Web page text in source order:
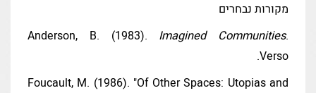
מקורות נבחרים
Anderson, B. (1983). Imagined Communities.
Verso.
Foucault, M. (1986). "Of Other Spaces: Utopias and